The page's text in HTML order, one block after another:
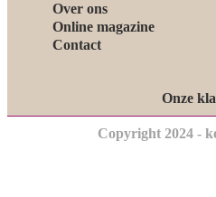
Over ons
Online magazine
Contact
Onze
Copyright 2024 -